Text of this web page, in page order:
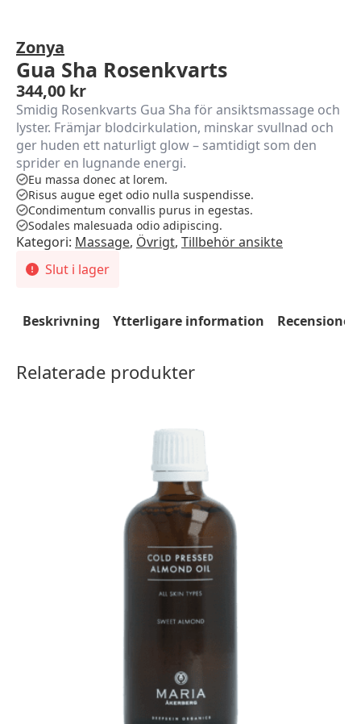
Zonya
Gua Sha Rosenkvarts
344,00 kr
Smidig Rosenkvarts Gua Sha för ansiktsmassage och
lyster. Främjar blodcirkulation, minskar svullnad och
ger huden ett naturligt glow – samtidigt som den
sprider en lugnande energi.
Eu massa donec at lorem.
Risus augue eget odio nulla suspendisse.
Condimentum convallis purus in egestas.
Sodales malesuada odio adipiscing.
Kategori: Massage, Övrigt, Tillbehör ansikte
Slut i lager
Beskrivning Ytterligare information Recensioner
Relaterade produkter